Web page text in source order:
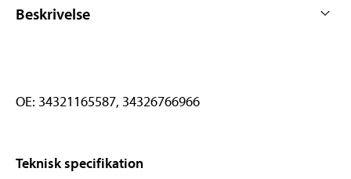
Beskrivelse
OE: 34321165587, 34326766966
Teknisk specifikation